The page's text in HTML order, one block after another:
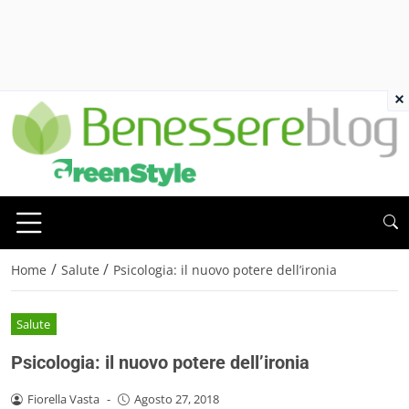
Home / Salute / Psicologia: il nuovo potere dell’ironia
Salute
Psicologia: il nuovo potere dell’ironia
Fiorella Vasta - Agosto 27, 2018
×